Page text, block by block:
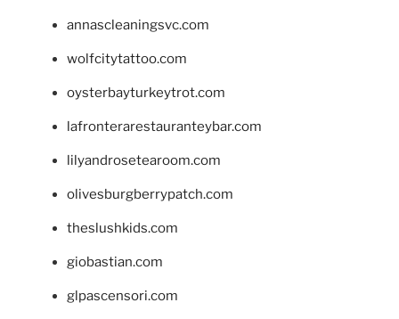
annascleaningsvc.com
wolfcitytattoo.com
oysterbayturkeytrot.com
lafronterarestauranteybar.com
lilyandrosetearoom.com
olivesburgberrypatch.com
theslushkids.com
giobastian.com
glpascensori.com